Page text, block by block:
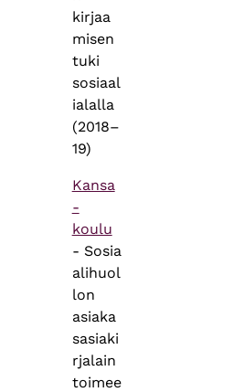
kirjaa
misen
tuki
sosiaal
ialalla
(2018–
19)
Kansa
-
koulu
- Sosia
alihuol
lon
asiaka
sasiaki
rjalain
toimee